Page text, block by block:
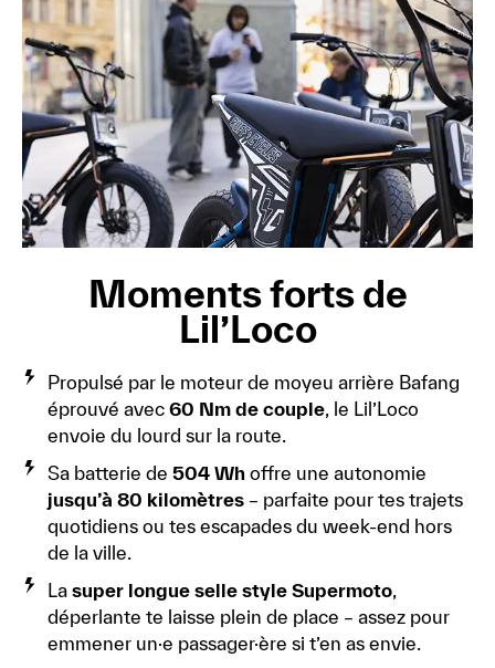
Moments forts de
Lil’Loco
Propulsé par le moteur de moyeu arrière Bafang
éprouvé avec 60 Nm de couple, le Lil’Loco
envoie du lourd sur la route.
Sa batterie de 504 Whoffre une autonomie
jusqu’à 80 kilomètres– parfaite pour tes trajets
quotidiens ou tes escapades du week‑end hors
de la ville.
La super longue selle style Supermoto,
déperlante te laisse plein de place – assez pour
emmener un·e passager·ère si t’en as envie.